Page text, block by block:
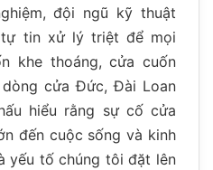
đội ngũ kỹ thuật
tự tin xử lý triệt để mọi
khe thoáng, cửa cuốn
cửa Đức, Đài Loan
hiểu rằng sự cố cửa
đến cuộc sống và kinh
yếu tố chúng tôi đặt lên